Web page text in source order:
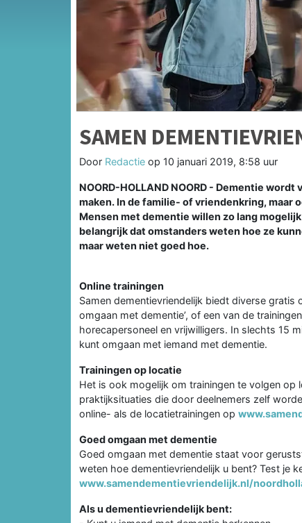
SAMEN
Door Redactie op 10 januari 2019, 8:58 uur
NOORD-HOLLAND NOORD - Dementie
maken. In de familie- of vriendenkring, maar
Mensen met dementie willen zo lang
belangrijk dat omstanders weten hoe ze
maar weten niet goed hoe.
Online trainingen
Samen dementievriendelijk biedt diverse gratis
omgaan met dementie’, of een van de
horecapersoneel en vrijwilligers. In slechts 15
kunt omgaan met iemand met dementie.
Trainingen op locatie
Het is ook mogelijk om trainingen te volgen op
praktijksituaties die door deelnemers zelf
online- als de locatietrainingen op
Goed omgaan met dementie
Goed omgaan met dementie staat voor
weten hoe dementievriendelijk u bent? Test je
www.samendementievriendelijk.nl/
Als u dementievriendelijk bent: